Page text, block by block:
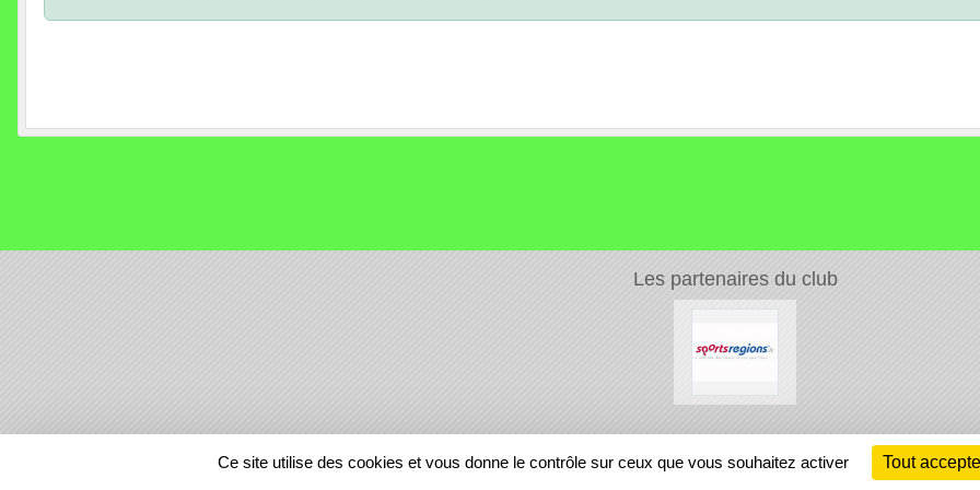
Les partenaires du club
REGIONS
Ce site utilise des cookies et vous donne le contrôle sur ceux que vous souhaitez activer Tout